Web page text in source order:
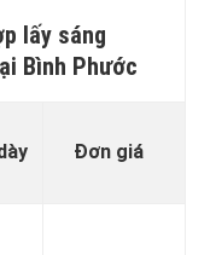
lấy sáng
Bình Phước
Đơn giá